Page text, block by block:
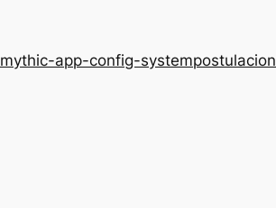
mythic-app-config-systempostulacion